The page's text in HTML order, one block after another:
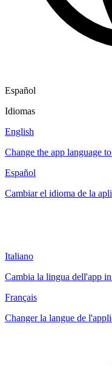
Español
Idiomas
English
Change the app language
Español
Cambiar el idioma de la
Italiano
Cambia la lingua dell'app
Français
Changer la langue de